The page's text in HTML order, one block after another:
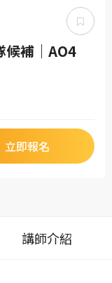
候補｜AO4
立即報名
講師介紹